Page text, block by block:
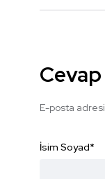
Cevap
E-posta
İsim Soyad*